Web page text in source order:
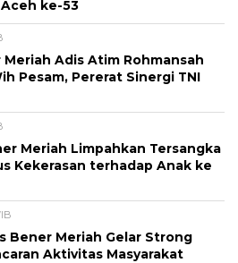
ke-53
Meriah Adis Atim Rohmansah
Pesam, Pererat Sinergi TNI
Meriah Limpahkan Tersangka
Kekerasan terhadap Anak ke
Bener Meriah Gelar Strong
Aktivitas Masyarakat